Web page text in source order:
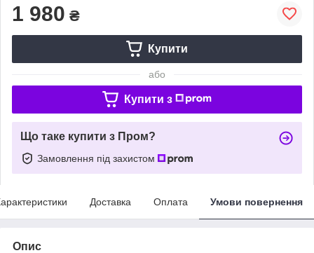
1 980 ₴
Купити
або
Купити з
Що таке купити з Пром?
Замовлення під захистом
Доставка Оплата Умови повернення
Опис